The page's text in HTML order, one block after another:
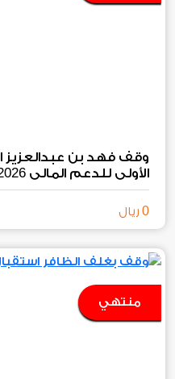
وقف فهد بن عبدالعزيز
الأولي للدعم المالي
0 ريال
منتهي